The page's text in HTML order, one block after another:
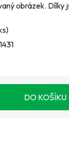
obrázek. Dílky
DO KOŠÍKU